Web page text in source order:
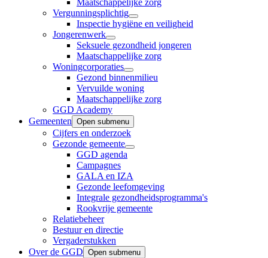
Maatschappelijke zorg
Vergunningsplichtig
Inspectie hygiëne en veiligheid
Jongerenwerk
Seksuele gezondheid jongeren
Maatschappelijke zorg
Woningcorporaties
Gezond binnenmilieu
Vervuilde woning
Maatschappelijke zorg
GGD Academy
Gemeenten Open submenu
Cijfers en onderzoek
Gezonde gemeente
GGD agenda
Campagnes
GALA en IZA
Gezonde leefomgeving
Integrale gezondheidsprogramma's
Rookvrije gemeente
Relatiebeheer
Bestuur en directie
Vergaderstukken
Over de GGD Open submenu